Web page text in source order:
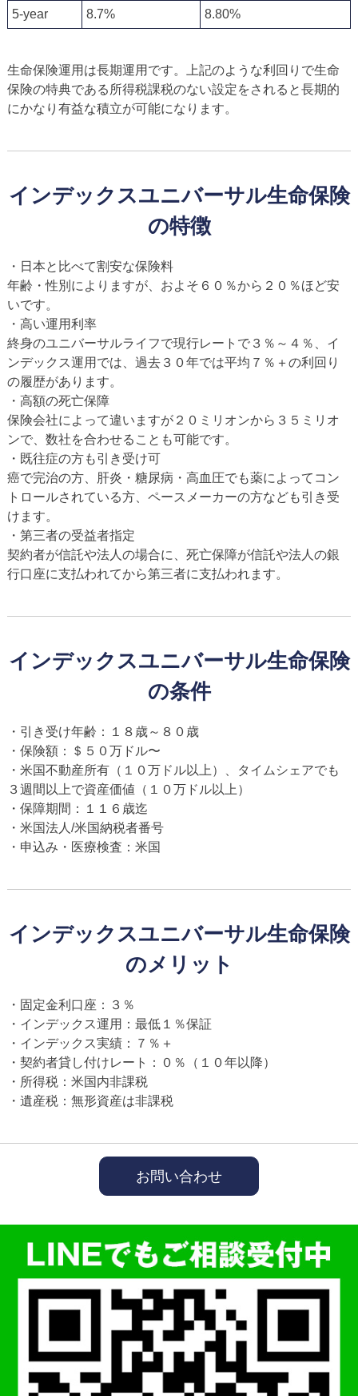
5-year 8.7% 8.80%
生命保険運用は長期運用です。上記のような利回りで生命
保険の特典である所得税課税のない設定をされると長期的
にかなり有益な積立が可能になります。
インデックスユニバーサル生命保険
の特徴
日本と比べて割安な保険料
年齢・性別によりますが、およそ６０％から２０％ほど安
いです。
高い運用利率
終身のユニバーサルライフで現行レートで３％～４％、イ
ンデックス運用では、過去３０年では平均７％＋の利回り
の履歴があります。
高額の死亡保障
保険会社によって違いますが２０ミリオンから３５ミリオ
ンで、数社を合わせることも可能です。
既往症の方も引き受け可
癌で完治の方、肝炎・糖尿病・高血圧でも薬によってコン
トロールされている方、ペースメーカーの方なども引き受
けます。
第三者の受益者指定
契約者が信託や法人の場合に、死亡保障が信託や法人の銀
行口座に支払われてから第三者に支払われます。
インデックスユニバーサル生命保険
の条件
引き受け年齢：１８歳～８０歳
保険額：＄５０万ドル〜
米国不動産所有（１０万ドル以上）、タイムシェアでも
３週間以上で資産価値（１０万ドル以上）
保障期間：１１６歳迄
米国法人/米国納税者番号
申込み・医療検査：米国
インデックスユニバーサル生命保険
のメリット
固定金利口座：３％
インデックス運用：最低１％保証
インデックス実績：７％＋
契約者貸し付けレート：０％（１０年以降）
所得税：米国内非課税
遺産税：無形資産は非課税
お問い合わせ